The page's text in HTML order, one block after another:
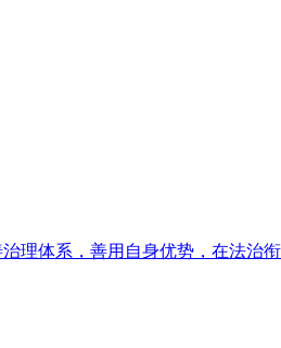
理体系，善用自身优势，在法治